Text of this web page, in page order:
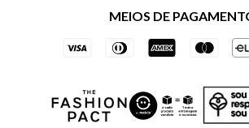
Trocas e Devoluções
Vai de Visa
Azul Fidelidade
MEIOS DE